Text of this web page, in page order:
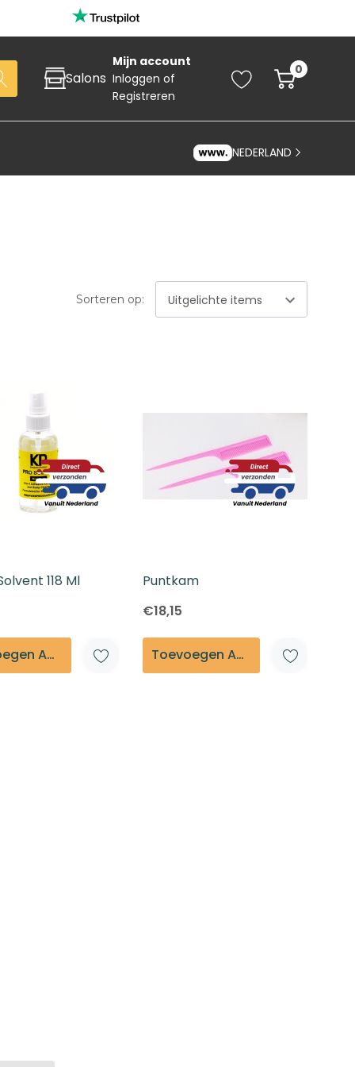
Salons
Mijn account
Inloggenof
Registreren
0
NEDERLAND
Sorteren op:
118 Ml
Toevoegen Aan Winkelmandje
Puntkam
€18,15
Toevoegen Aan Winkelmandje